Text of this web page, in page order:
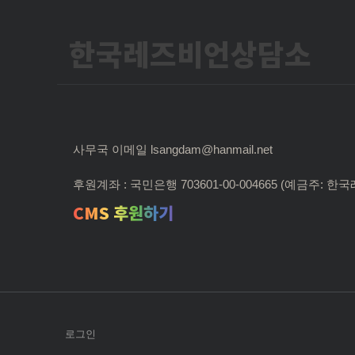
한국레즈비언상담소
사무국 이메일 lsangdam@hanmail.net
후원계좌 : 국민은행 703601-00-004665 (예금주: 한국
CMS 후원하기
로그인